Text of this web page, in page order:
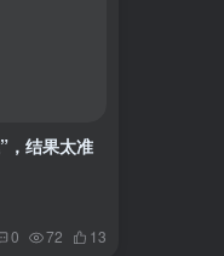
，结果太准
0 72 13